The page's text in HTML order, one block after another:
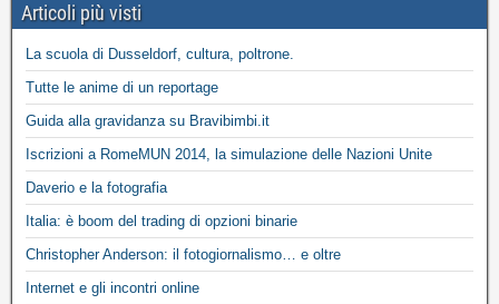
Articoli più visti
La scuola di Dusseldorf, cultura, poltrone.
Tutte le anime di un reportage
Guida alla gravidanza su Bravibimbi.it
Iscrizioni a RomeMUN 2014, la simulazione delle Nazioni Unite
Daverio e la fotografia
Italia: è boom del trading di opzioni binarie
Christopher Anderson: il fotogiornalismo… e oltre
Internet e gli incontri online